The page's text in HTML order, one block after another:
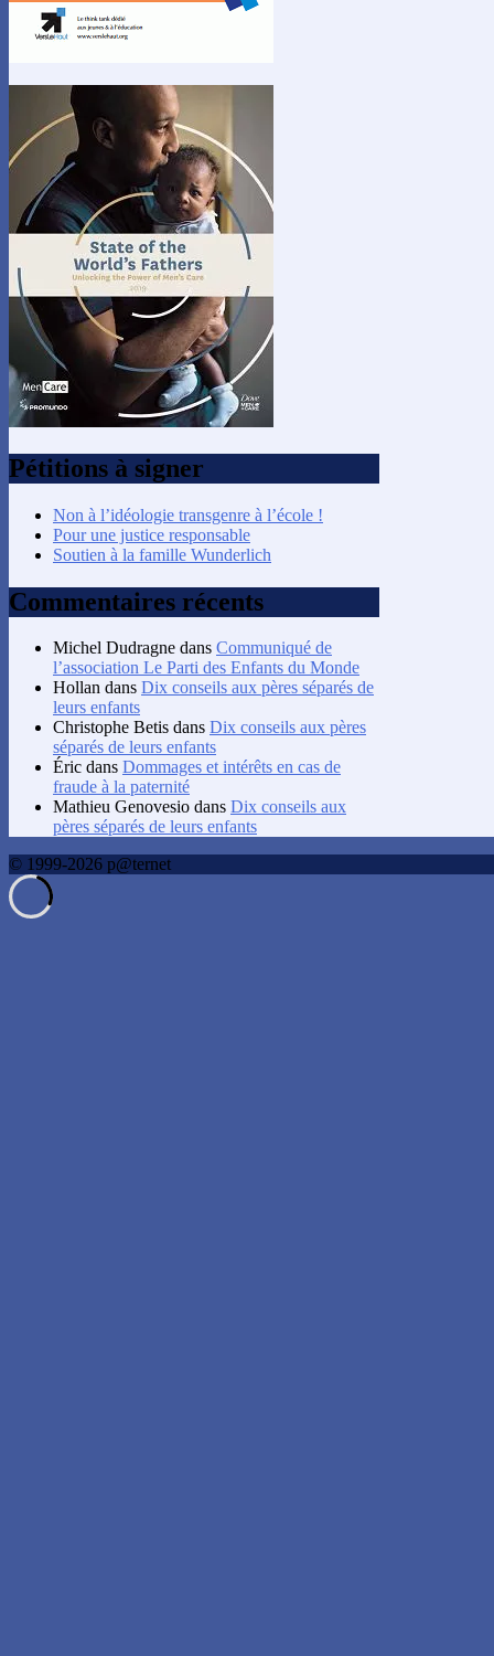
Pétitions à signer
Non à l’idéologie transgenre à l’école !
Pour une justice responsable
Soutien à la famille Wunderlich
Commentaires récents
Michel Dudragne dans Communiqué de
l’association Le Parti des Enfants du Monde
Hollan dans Dix conseils aux pères séparés de
leurs enfants
Christophe Betis dans Dix conseils aux pères
séparés de leurs enfants
Éric dans Dommages et intérêts en cas de
fraude à la paternité
Mathieu Genovesio dans Dix conseils aux
pères séparés de leurs enfants
© 1999-2026 p@ternet